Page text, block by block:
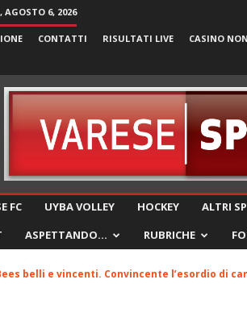
AGOSTO 6, 2026
CONTATTI RISULTATI LIVE CASINO
FC UYBA VOLLEY HOCKEY ALTRI
ASPETTANDO… RUBRICHE
belli e vincenti. Convincente l’esordio di